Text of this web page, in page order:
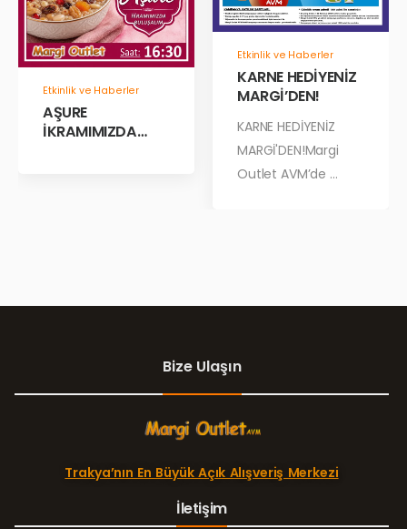
Etkinlik ve Haberler
AŞURE
İKRAMIMIZDA
Etkinlik ve Haberler
KARNE HEDİYENİZ
MARGİ’DEN!
KARNE HEDİYENİZ
MARGİ'DEN!Margi
Outlet AVM’de ...
Bize Ulaşın
Trakya’nın En Büyük Açık Alışveriş Merkezi
İletişim